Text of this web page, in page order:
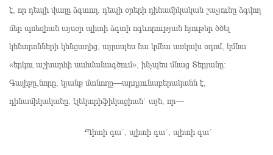
է, որ դեպի վաղը ձգտող, դեպի օրերի դինամիկական շաչյունը ձգվող
մեր պոեզիան այսօր պիտի ձգտի ոգևորության հյութեր ծծել
կենտրոնների կենցաղից, այլապես նա կմնա առկախ օդոմ, կմնա
«երկու աշխարհի սահմանագծում», ինչպես մնաց Տերյանը։
Գալիքը,նորը, կյանք մտնողը—արդյունաբերականն է,
դինամիկականը, էլեկտրիֆիկացիան` այն, որ—
Պիտի գա´, պիտի գա´, պիտի գա´